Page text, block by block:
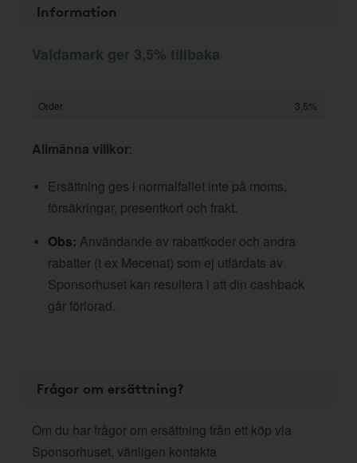
Information
Valdamark ger 3,5% tillbaka
Order 3,5%
Allmänna villkor:
Ersättning ges i normalfallet inte på moms,
försäkringar, presentkort och frakt.
Obs: Användande av rabattkoder och andra
rabatter (t ex Mecenat) som ej utfärdats av
Sponsorhuset kan resultera i att din cashback
går förlorad.
Frågor om ersättning?
Om du har frågor om ersättning från ett köp via
Sponsorhuset, vänligen kontakta